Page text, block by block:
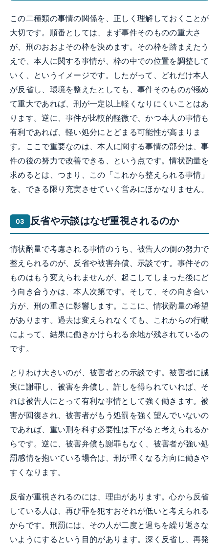
この二種類の事情の関係を、正しく理解しておくことが
大切です。順番としては、まず事件そのものの重大さ
が、刑のおおよその枠を決めます。その枠を踏まえたう
えで、本人に関する事情が、枠の中での位置を調整して
いく、というイメージです。したがって、どれだけ本人
が反省し、環境を整えたとしても、事件そのものが極め
て重大であれば、刑が一定以上軽くなりにくいことはあ
ります。逆に、事件が比較的軽微で、かつ本人の事情も
有利であれば、軽い処分にとどまる可能性が高まりま
す。ここで重要なのは、本人に関する事情の部分は、事
件の後の努力で改善できる、という点です。情状酌量を
求めるとは、つまり、この「これから整えられる事情」
を、できる限り充実させていく営みにほかなりません。
反省や示談はなぜ重視されるのか
情状酌量で考慮される事情のうち、被告人の側の努力で
整えられるのが、反省や被害弁償、示談です。事件その
ものはもう変えられませんが、起こしてしまった後にど
う向き合うかは、本人次第です。そして、その向き合い
方が、刑の重さに影響します。ここに、情状酌量の希望
があります。過去は変えられなくても、これからの行動
によって、結果に働きかけられる余地が残されているの
です。
とりわけ大きいのが、被害者との示談です。被害者に誠
実に謝罪し、被害を弁償し、許しを得られていれば、そ
れは被告人にとって有利な事情として強く働きます。被
害が回復され、被害者がもう処罰を強く望んでいないの
であれば、重い刑を科す必要性は下がると考えられるか
らです。逆に、被害弁償も謝罪もなく、被害者が強い処
罰感情を抱いている場合は、刑が重くなる方向に働きや
すくなります。
反省が重視されるのには、理由があります。心から反省
している人は、再び罪を犯すおそれが低いと考えられる
からです。刑罰には、その人が二度と過ちを繰り返さな
いようにするという目的があります。深く反省し、再発